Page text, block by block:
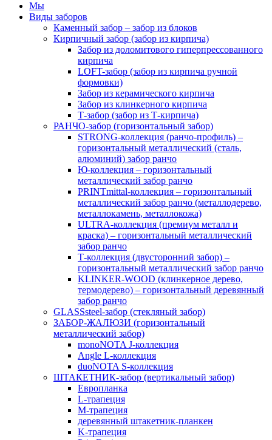
Мы
Виды заборов
Каменный забор – забор из блоков
Кирпичный забор (забор из кирпича)
Забор из доломитового гиперпрессованного
кирпича
LOFT-забор (забор из кирпича ручной
формовки)
Забор из керамического кирпича
Забор из клинкерного кирпича
Т-забор (забор из Т-кирпича)
РАНЧО-забор (горизонтальный забор)
STRONG-коллекция (ранчо-профиль) –
горизонтальный металлический (сталь,
алюминий) забор ранчо
Ю-коллекция – горизонтальный
металлический забор ранчо
PRINTmittal-коллекция – горизонтальный
металлический забор ранчо (металлодерево,
металлокамень, металлокожа)
ULTRA-коллекция (премиум металл и
краска) – горизонтальный металлический
забор ранчо
Т-коллекция (двусторонний забор) –
горизонтальный металлический забор ранчо
KLINKER-WOOD (клинкерное дерево,
термодерево) – горизонтальный деревянный
забор ранчо
GLASSsteel-забор (стекляный забор)
ЗАБОР-ЖАЛЮЗИ (горизонтальный
металлический забор)
monoNOTA J-коллекция
Angle L-коллекция
duoNOTA S-коллекция
ШТАКЕТНИК-забор (вертикальный забор)
Европланка
L-трапеция
M-трапеция
деревянный штакетник-планкен
K-трапеция